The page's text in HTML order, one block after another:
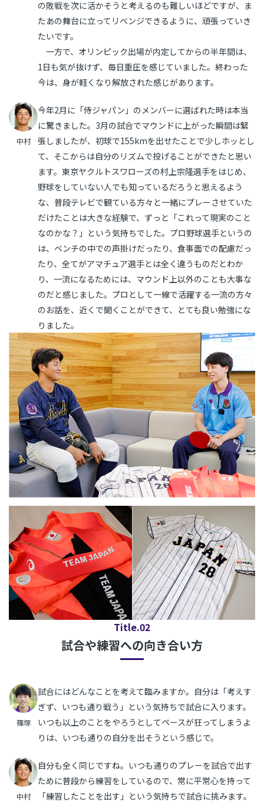
の敗戦を次に活かそうと考えるのも難しいほどですが、ま
たあの舞台に立ってリベンジできるように、頑張っていき
たいです。
一方で、オリンピック出場が内定してからの半年間は、
1日も気が抜けず、毎日重圧を感じていました。終わった
今は、身が軽くなり解放された感じがあります。
中村
今年2月に「侍ジャパン」のメンバーに選ばれた時は本当
に驚きました。3月の試合でマウンドに上がった瞬間は緊
張しましたが、初球で155kmを出せたことで少しホッとし
て、そこからは自分のリズムで投げることができたと思い
ます。東京ヤクルトスワローズの村上宗隆選手をはじめ、
野球をしていない人でも知っているだろうと思えるよう
な、普段テレビで観ている方々と一緒にプレーさせていた
だけたことは大きな経験で、ずっと「これって現実のこと
なのかな？」という気持ちでした。プロ野球選手というの
は、ベンチの中での声掛けだったり、食事面での配慮だっ
たり、全てがアマチュア選手とは全く違うものだとわか
り、一流になるためには、マウンド上以外のことも大事な
のだと感じました。プロとして一線で活躍する一流の方々
のお話を、近くで聞くことができて、とても良い勉強にな
りました。
Title.02
試合や練習への向き合い方
篠塚
試合にはどんなことを考えて臨みますか。自分は「考えす
ぎず、いつも通り戦う」という気持ちで試合に入ります。
いつも以上のことをやろうとしてペースが狂ってしまうよ
りは、いつも通りの自分を出そうという感じで。
中村
自分も全く同じですね。いつも通りのプレーを試合で出す
ために普段から練習をしているので、常に平常心を持って
「練習したことを出す」という気持ちで試合に挑みます。